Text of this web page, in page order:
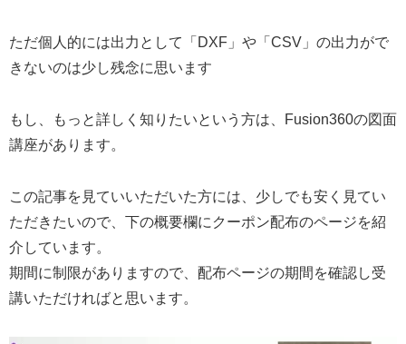
ただ個人的には出力として「DXF」や「CSV」の出力がで
きないのは少し残念に思います
もし、もっと詳しく知りたいという方は、Fusion360の図面
講座があります。
この記事を見ていいただいた方には、少しでも安く見てい
ただきたいので、下の概要欄にクーポン配布のページを紹
介しています。
期間に制限がありますので、配布ページの期間を確認し受
講いただければと思います。